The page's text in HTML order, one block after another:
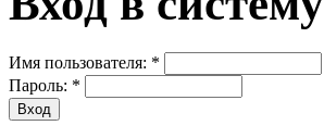
Имя пользователя: *
Пароль: *